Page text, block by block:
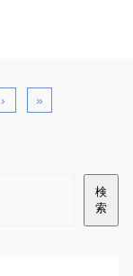
› »
検
索